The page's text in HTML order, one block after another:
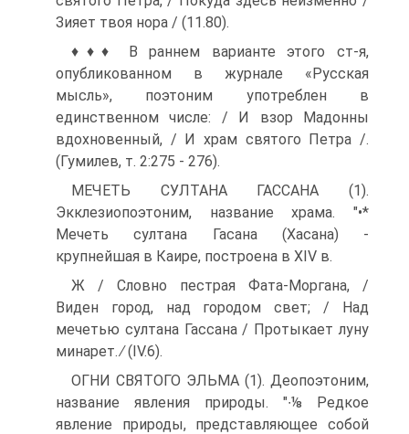
Зияет твоя нора / (11.80).
♦♦♦ В раннем варианте этого ст-я,
опубликованном в журнале «Русская
мысль», поэтоним употреблен в
единственном числе: / И взор Мадон­ны
вдохновенный, / И храм святого Петра /.
(Гумилев, т. 2:275 - 276).
МЕЧЕТЬ СУЛТАНА ГАССАНА (1).
Экклезиопоэтоним, название храма. "•*
Мечеть султана Гасана (Хасана) -
крупнейшая в Каи­ре, построена в XIV в.
Ж / Словно пестрая Фата-Моргана, /
Виден город, над городом свет; / Над
мечетью султана Гассана / Протыкает луну
минарет. ∕ (IV.6).
ОГНИ СВЯТОГО ЭЛЬМА (1). Деопоэтоним,
название явления природы. "∙⅛ Редкое
явление природы, представляющее собой